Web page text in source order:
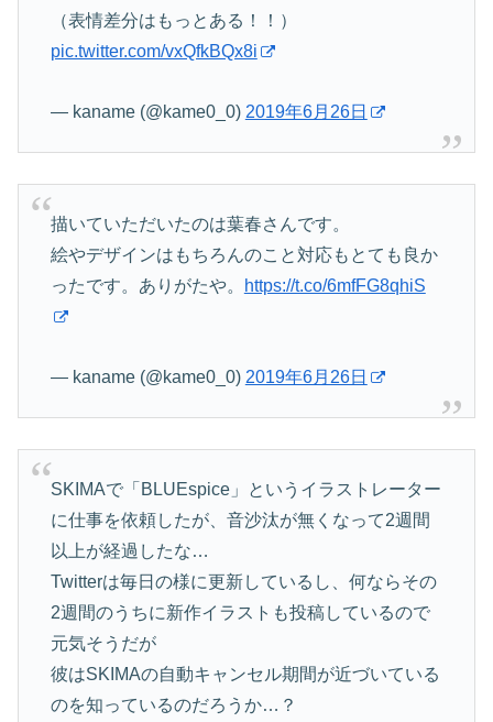
（表情差分はもっとある！！）
pic.twitter.com/vxQfkBQx8i
— kaname (@kame0_0) 2019年6月26日
描いていただいたのは葉春さんです。
絵やデザインはもちろんのこと対応もとても良か
ったです。ありがたや。
https://t.co/6mfFG8qhiS
— kaname (@kame0_0) 2019年6月26日
SKIMAで「BLUEspice」というイラストレーター
に仕事を依頼したが、音沙汰が無くなって2週間
以上が経過したな…
Twitterは毎日の様に更新しているし、何ならその
2週間のうちに新作イラストも投稿しているので
元気そうだが
彼はSKIMAの自動キャンセル期間が近づいている
のを知っているのだろうか…？